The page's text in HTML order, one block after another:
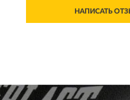
НАПИСАТЬ